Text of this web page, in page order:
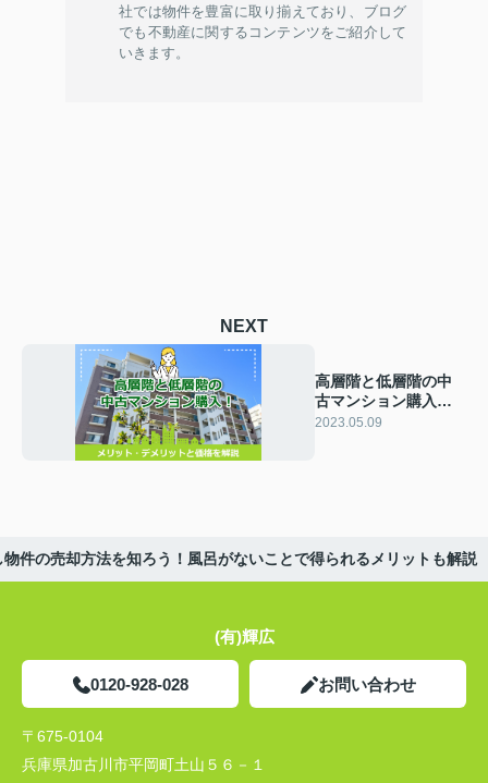
社では物件を豊富に取り揃えており、ブログ
でも不動産に関するコンテンツをご紹介して
いきます。
NEXT
高層階と低層階の中
古マンション購入！
メリット・デメリッ
2023.05.09
物件の売却方法を知ろう！風呂がないことで得られるメリットも解説
(有)輝広
0120-928-028 お問い合わせ
〒675-0104
兵庫県加古川市平岡町土山５６－１